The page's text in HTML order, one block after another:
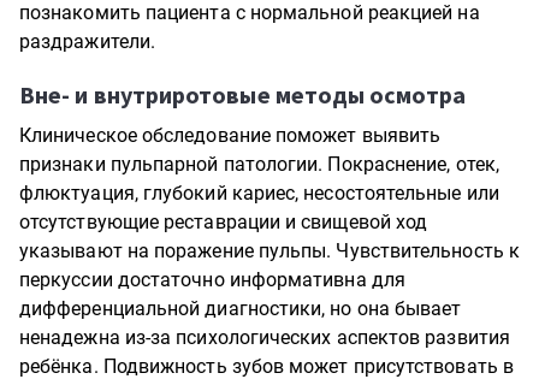
познакомить пациента с нормальной реакцией на
раздражители.
Вне- и внутриротовые методы осмотра
Клиническое обследование поможет выявить
признаки пульпарной патологии. Покраснение, отек,
флюктуация, глубокий кариес, несостоятельные или
отсутствующие реставрации и свищевой ход
указывают на поражение пульпы. Чувствительность к
перкуссии достаточно информативна для
дифференциальной диагностики, но она бывает
ненадежна из-за психологических аспектов развития
ребёнка. Подвижность зубов может присутствовать в